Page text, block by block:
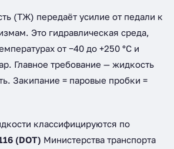
(ТЖ) передаёт усилие от педали к
Это гидравлическая среда,
от −40 до +250 °C и
Главное требование — жидкость
Закипание = паровые пробки =
классифицируются по
(DOT) Министерства транспорта